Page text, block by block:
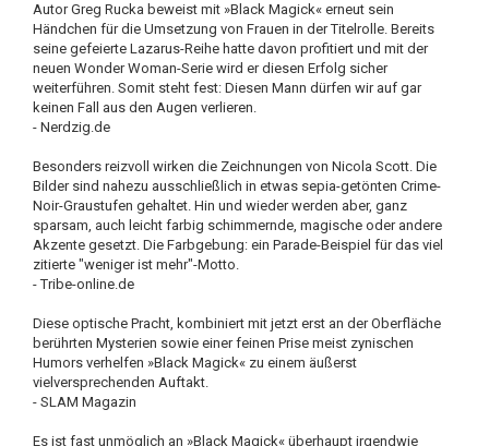
Autor Greg Rucka beweist mit »Black Magick« erneut sein
Händchen für die Umsetzung von Frauen in der Titelrolle. Bereits
seine gefeierte Lazarus-Reihe hatte davon profitiert und mit der
neuen Wonder Woman-Serie wird er diesen Erfolg sicher
weiterführen. Somit steht fest: Diesen Mann dürfen wir auf gar
keinen Fall aus den Augen verlieren.
- Nerdzig.de
Besonders reizvoll wirken die Zeichnungen von Nicola Scott. Die
Bilder sind nahezu ausschließlich in etwas sepia-getönten Crime-
Noir-Graustufen gehaltet. Hin und wieder werden aber, ganz
sparsam, auch leicht farbig schimmernde, magische oder andere
Akzente gesetzt. Die Farbgebung: ein Parade-Beispiel für das viel
zitierte "weniger ist mehr"-Motto.
- Tribe-online.de
Diese optische Pracht, kombiniert mit jetzt erst an der Oberfläche
berührten Mysterien sowie einer feinen Prise meist zynischen
Humors verhelfen »Black Magick« zu einem äußerst
vielversprechenden Auftakt.
- SLAM Magazin
Es ist fast unmöglich an »Black Magick« überhaupt irgendwie